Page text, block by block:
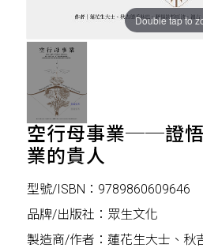
Double tap to
空行母事業──證
業的貴人
型號/ISBN：9789860609646
品牌/出版社：眾生文化
製造商/作者：蓮花生大士、秋